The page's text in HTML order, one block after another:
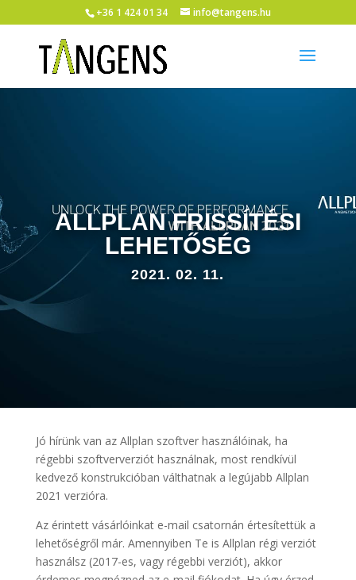
+36 1 424 01 34 info@tangens.hu
ALLPLAN FRISSÍTÉSI
LEHETŐSÉG
2021. 02. 11.
Jó hírünk van az Allplan szoftver használóinak, ha
régebbi szoftververziót használnak, most rendkívül
kedvező konstrukcióban válthatnak a legújabb Allplan
2021 verzióra.
Az érintett vásárlóinkat e-mail csatornán értesítettük a
lehetőségről már. Amennyiben Te is Allplan régi verziót
használsz (2017-es, vagy régebbi verziót), akkor